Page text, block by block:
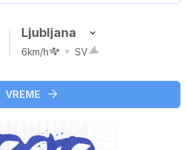
Ljubljana
6km/h SV
VREME